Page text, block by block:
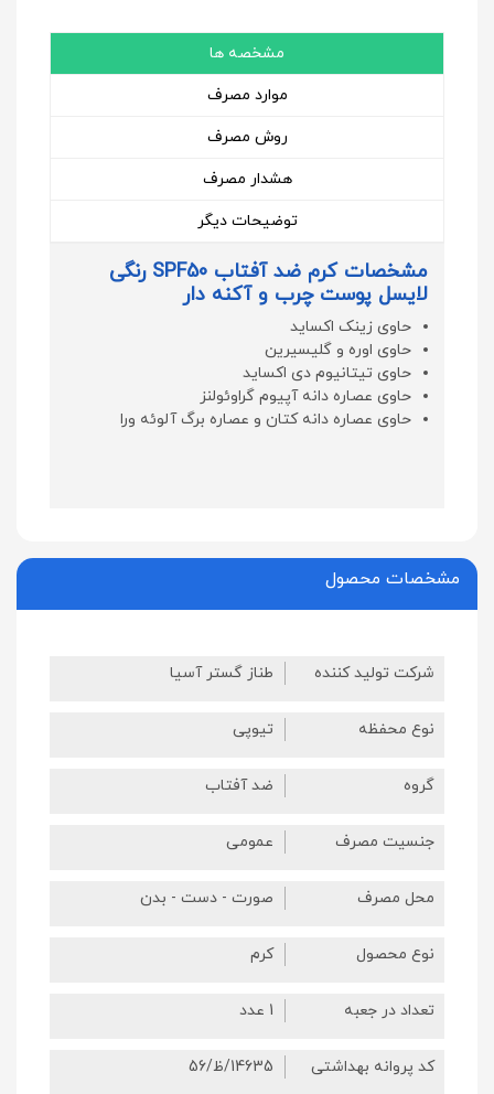
مشخصه ها
موارد مصرف
روش مصرف
هشدار مصرف
توضیحات دیگر
مشخصات کرم ضد آفتاب SPF50 رنگی
لایسل پوست چرب و آکنه دار
حاوی زینک اکساید
حاوی اوره و گلیسیرین
حاوی تیتانیوم دی اکساید
حاوی عصاره دانه آپیوم گراوئولنز
حاوی عصاره دانه کتان و عصاره برگ آلوئه ورا
مشخصات محصول
شرکت تولید کننده طناز گستر آسیا
نوع محفظه تیوپی
گروه ضد آفتاب
جنسیت مصرف عمومی
محل مصرف صورت - دست - بدن
نوع محصول کرم
تعداد در جعبه 1 عدد
کد پروانه بهداشتی 14635/ظ/56